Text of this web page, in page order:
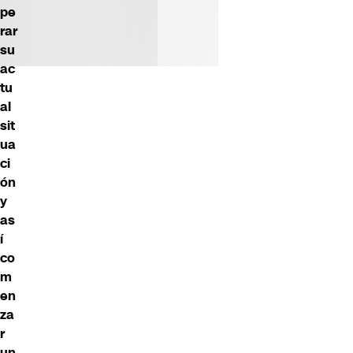
pe
rar
su
ac
tu
al
sit
ua
ci
ón
y
as
í
co
m
en
za
r